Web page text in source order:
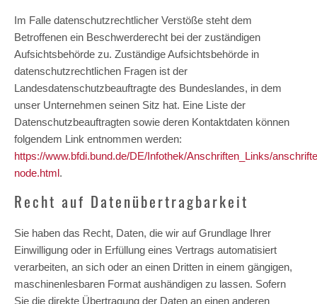
Im Falle datenschutzrechtlicher Verstöße steht dem
Betroffenen ein Beschwerderecht bei der zuständigen
Aufsichtsbehörde zu. Zuständige Aufsichtsbehörde in
datenschutzrechtlichen Fragen ist der
Landesdatenschutzbeauftragte des Bundeslandes, in dem
unser Unternehmen seinen Sitz hat. Eine Liste der
Datenschutzbeauftragten sowie deren Kontaktdaten können
folgendem Link entnommen werden:
https://www.bfdi.bund.de/DE/Infothek/Anschriften_Links/
node.html.
Recht auf Datenübertragbarkeit
Sie haben das Recht, Daten, die wir auf Grundlage Ihrer
Einwilligung oder in Erfüllung eines Vertrags automatisiert
verarbeiten, an sich oder an einen Dritten in einem gängigen,
maschinenlesbaren Format aushändigen zu lassen. Sofern
Sie die direkte Übertragung der Daten an einen anderen